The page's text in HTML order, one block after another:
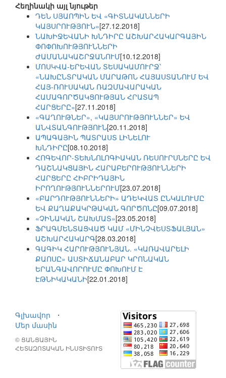
Հեղինակի այլ նյութեր
ԴԵՆ ՍՅԱՈՊԻՆ ԵՎ «ԳԻՏՆԱԿԱՆՆԵՐԻ
ԿԱՅՍՐՈՒԹՅՈՒՆ»[27.12.2018]
ՆԱԽԻՋԵՎԱՆԻ ԽՆԴԻՐԸ ԱՇԽԱՐՀԱԿԱՐԳԱՅԻՆ
ՓՈՓՈԽՈՒԹՅՈՒՆՆԵՐԻ
ԺԱՄԱՆԱԿԱՇՐՋԱՆՈՒՄ[10.12.2018]
ՄՈՍԿՎԱ-ԵՐԵՎԱՆ ՏԵՍԱԿԱՄՈՒՐՋ՝
«ՆԱԽԸՆՏՐԱԿԱՆ ՄԱՐԱԹՈՆ ՀԱՅԱՍՏԱՆՈՒՄ ԵՎ
ՀԱՅ-ՌՈՒՍԱԿԱՆ ՌԱԶՄԱՎԱՐԱԿԱՆ
ՀԱՄԱԳՈՐԾԱԿՑՈՒԹՅԱՆ ՀՐԱՏԱՊ
ՀԱՐՑԵՐԸ»[27.11.2018]
«ԳԱՂՈՒԹՆԵՐ», «ԿԱՅՍՐՈՒԹՅՈՒՆՆԵՐ» ԵՎ
ԱՆՎՏԱՆԳՈՒԹՅՈՒՆ[20.11.2018]
ԱՊԱԳԱՅԻՆ ՊԱՏՐԱՍՏ ԼԻՆԵԼՈՒ
ԽՆԴԻՐԸ[08.10.2018]
ՀՈԳԵՎՈՐ-ՏԵԽՆՈԼՈԳԻԱԿԱՆ ՌԵՍՈՒՐՍՆԵՐԸ ԵՎ
ԴԱՇՆԱԿՑԱՅԻՆ ՀԱՐԱԲԵՐՈՒԹՅՈՒՆՆԵՐԻ
ՀԱՐՑԵՐԸ ՀԻԲՐԻԴԱՅԻՆ
ԻՐՈՂՈՒԹՅՈՒՆՆԵՐՈՒՄ[23.07.2018]
«ԲԱՐԴՈՒԹՅՈՒՆՆԵՐԻ» ԱԴԵԿՎԱՏ ԸՆԿԱԼՈՒՄԸ
ԵՎ ՔԱՂԱՔԱԿՐԹԱԿԱՆ ԳՈՐԾՈՆԸ[09.07.2018]
«ՉԻՆԱԿԱՆ ՇԱԽՄԱՏ»[23.05.2018]
ՖՐԱԳՄԵՆՏԱՑՎԱԾ ԿԱՄ «ՄԻՆՉՎԵՍՏՖԱԼՅԱՆ»
ԱՇԽԱՐՀԱԿԱՐԳ[28.03.2018]
ԳԱԳԻԿ ՀԱՐՈՒԹՅՈՒՆՅԱՆ. «ԿԱՌԱՎԱՐԵԼԻ
ՔԱՈՍԸ» ԱՍՏԻՃԱՆԱԲԱՐ ԿՐՈՆԱԿԱՆ
ԵՐԱՆԳԱՎՈՐՈՒՄԸ ՓՈԽՈՒՄ Է
ԷԹՆԻԿԱԿԱՆԻ[22.01.2018]
Գլխավոր
⋅
Մեր մասին
© ՑԱՆՑԱՅԻՆ
ՀԵՏԱԶՈՏԱԿԱՆ ԻՆՍՏԻՏՈՒՏ